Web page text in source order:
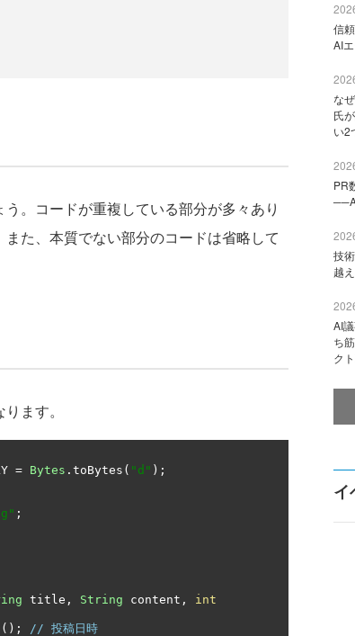
。コードが重複している部分が多々あり
た、本質でない部分のコードは省略して
ます。
= Bytes . toBytes ( "d" );
;
title , String content ,
int
();
// 投稿日時
信
AI
な
氏
い2
PR
技
越
AI
ち
ク
イ